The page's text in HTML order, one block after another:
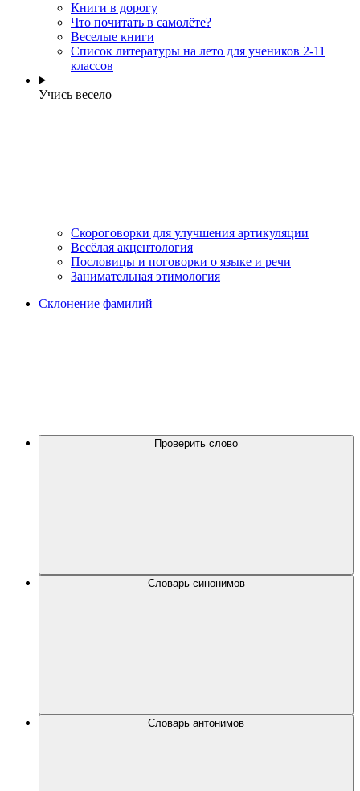
Книги в дорогу
Что почитать в самолёте?
Веселые книги
Cписок литературы на лето для учеников 2-11
классов
Учись весело
Скороговорки для улучшения артикуляции
Весёлая акцентология
Пословицы и поговорки о языке и речи
Занимательная этимология
Склонение фамилий
Проверить слово
Словарь синонимов
Словарь антонимов